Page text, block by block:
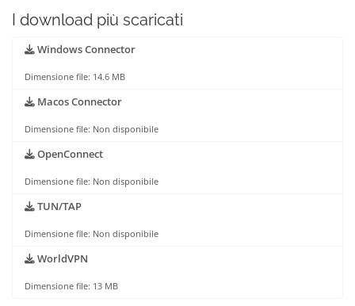
I download più scaricati
Windows Connector
Dimensione file: 14.6 MB
Macos Connector
Dimensione file: Non disponibile
OpenConnect
Dimensione file: Non disponibile
TUN/TAP
Dimensione file: Non disponibile
WorldVPN
Dimensione file: 13 MB